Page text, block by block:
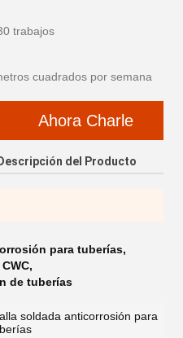
trabajos
cuadrados por semana
Ahora Charle
Descripción del Producto
para tuberías,
,
de tuberías
soldada anticorrosión para